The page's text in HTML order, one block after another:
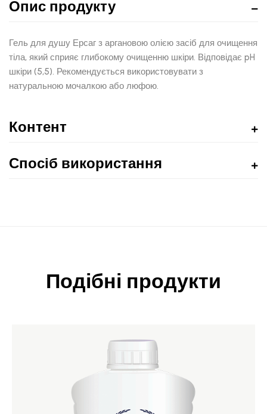
Опис продукту
Гель для душу Ерсаг з аргановою олією засіб для очищення
тіла, який сприяє глибокому очищенню шкіри. Відповідає pH
шкіри (5,5). Рекомендується використовувати з
натуральною мочалкою або люфою.
Контент
Спосіб використання
Подібні продукти